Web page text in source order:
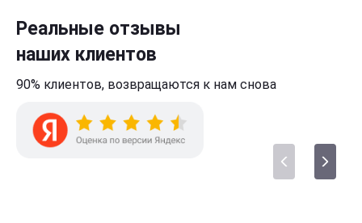
Реальные отзывы
наших клиентов
90% клиентов, возвращаются к нам снова